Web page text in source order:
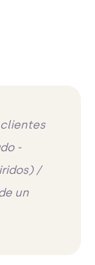
clientes
-
/
un